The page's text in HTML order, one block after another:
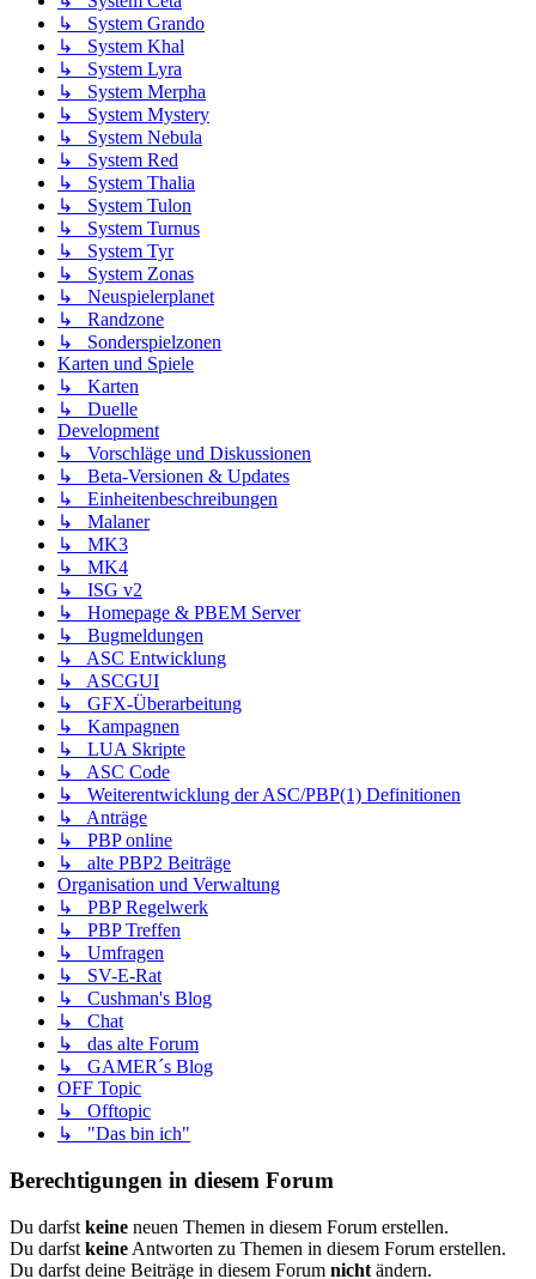
↳ System Grando
↳ System Khal
↳ System Lyra
↳ System Merpha
↳ System Mystery
↳ System Nebula
↳ System Red
↳ System Thalia
↳ System Tulon
↳ System Turnus
↳ System Tyr
↳ System Zonas
↳ Neuspielerplanet
↳ Randzone
↳ Sonderspielzonen
Karten und Spiele
↳ Karten
↳ Duelle
Development
↳ Vorschläge und Diskussionen
↳ Beta-Versionen & Updates
↳ Einheitenbeschreibungen
↳ Malaner
↳ MK3
↳ MK4
↳ ISG v2
↳ Homepage & PBEM Server
↳ Bugmeldungen
↳ ASC Entwicklung
↳ ASCGUI
↳ GFX-Überarbeitung
↳ Kampagnen
↳ LUA Skripte
↳ ASC Code
↳ Weiterentwicklung der ASC/PBP(1) Definitionen
↳ Anträge
↳ PBP online
↳ alte PBP2 Beiträge
Organisation und Verwaltung
↳ PBP Regelwerk
↳ PBP Treffen
↳ Umfragen
↳ SV-E-Rat
↳ Cushman's Blog
↳ Chat
↳ das alte Forum
↳ GAMER´s Blog
OFF Topic
↳ Offtopic
↳ "Das bin ich"
Berechtigungen in diesem Forum
Du darfst keine neuen Themen in diesem Forum erstellen.
Du darfst keine Antworten zu Themen in diesem Forum erstellen.
Du darfst deine Beiträge in diesem Forum nicht ändern.